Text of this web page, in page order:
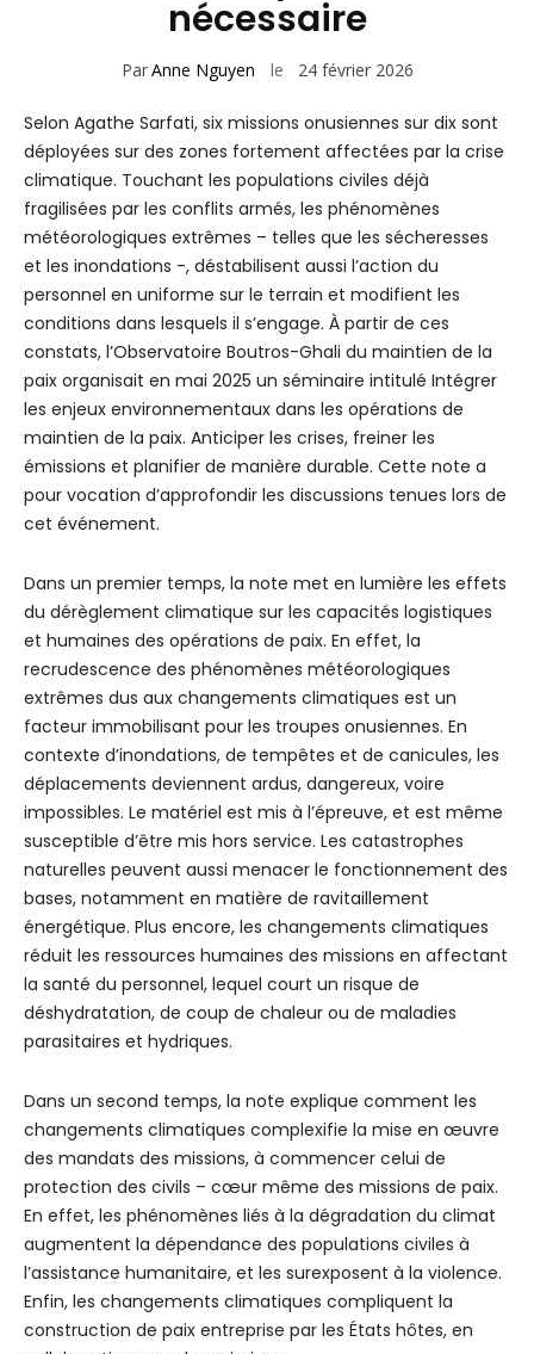
nécessaire
ParAnne Nguyen le 24 février 2026
Selon Agathe Sarfati, six missions onusiennes sur dix sont
déployées sur des zones fortement affectées par la crise
climatique. Touchant les populations civiles déjà
fragilisées par les conflits armés, les phénomènes
météorologiques extrêmes – telles que les sécheresses
et les inondations -, déstabilisent aussi l’action du
personnel en uniforme sur le terrain et modifient les
conditions dans lesquels il s’engage. À partir de ces
constats, l’Observatoire Boutros-Ghali du maintien de la
paix organisait en mai 2025 un séminaire intitulé Intégrer
les enjeux environnementaux dans les opérations de
maintien de la paix. Anticiper les crises, freiner les
émissions et planifier de manière durable. Cette note a
pour vocation d’approfondir les discussions tenues lors de
cet événement.
Dans un premier temps, la note met en lumière les effets
du dérèglement climatique sur les capacités logistiques
et humaines des opérations de paix. En effet, la
recrudescence des phénomènes météorologiques
extrêmes dus aux changements climatiques est un
facteur immobilisant pour les troupes onusiennes. En
contexte d’inondations, de tempêtes et de canicules, les
déplacements deviennent ardus, dangereux, voire
impossibles. Le matériel est mis à l’épreuve, et est même
susceptible d’être mis hors service. Les catastrophes
naturelles peuvent aussi menacer le fonctionnement des
bases, notamment en matière de ravitaillement
énergétique. Plus encore, les changements climatiques
réduit les ressources humaines des missions en affectant
la santé du personnel, lequel court un risque de
déshydratation, de coup de chaleur ou de maladies
parasitaires et hydriques.
Dans un second temps, la note explique comment les
changements climatiques complexifie la mise en œuvre
des mandats des missions, à commencer celui de
protection des civils – cœur même des missions de paix.
En effet, les phénomènes liés à la dégradation du climat
augmentent la dépendance des populations civiles à
l’assistance humanitaire, et les surexposent à la violence.
Enfin, les changements climatiques compliquent la
construction de paix entreprise par les États hôtes, en